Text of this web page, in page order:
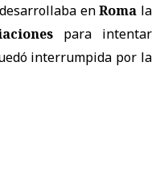
enRoma la
para intentar
interrumpida por la